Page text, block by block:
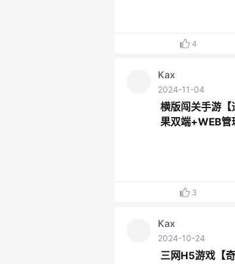
4
Kax
2024-11-04
横版闯关手游
果双端+WEB
3
Kax
2024-10-24
三网H5游戏【